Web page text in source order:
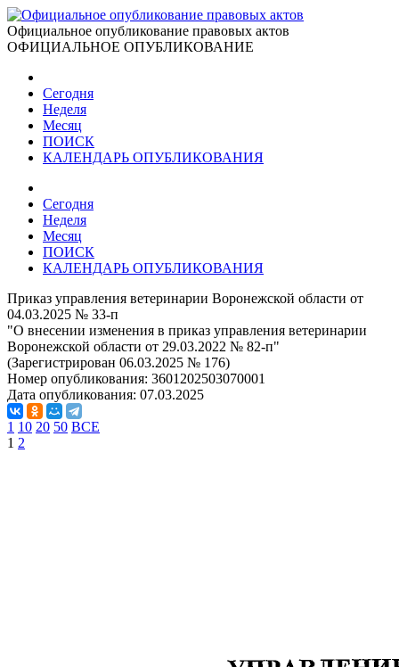
Официальное опубликование правовых актов
ОФИЦИАЛЬНОЕ ОПУБЛИКОВАНИЕ
Сегодня
Неделя
Месяц
ПОИСК
КАЛЕНДАРЬ ОПУБЛИКОВАНИЯ
Сегодня
Неделя
Месяц
ПОИСК
КАЛЕНДАРЬ ОПУБЛИКОВАНИЯ
Приказ управления ветеринарии Воронежской области от
04.03.2025 № 33-п
"О внесении изменения в приказ управления ветеринарии
Воронежской области от 29.03.2022 № 82-п"
(Зарегистрирован 06.03.2025 № 176)
Номер опубликования: 3601202503070001
Дата опубликования: 07.03.2025
1 10 20 50 ВСЕ
1 2